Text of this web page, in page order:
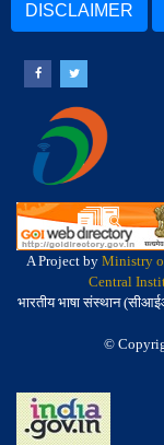
DISCLAIMER
A Project by Ministry
Central
भारतीय भाषा संस्थान
©